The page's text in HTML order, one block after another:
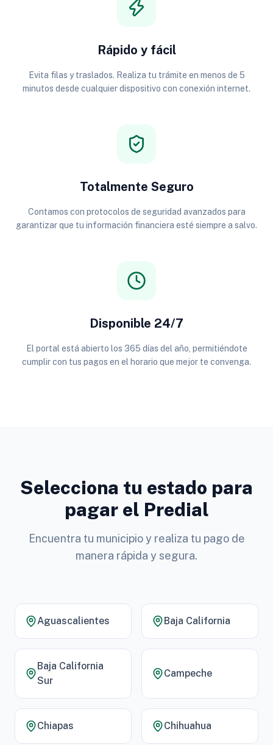
Rápido y fácil
Evita filas y traslados. Realiza tu trámite en menos de 5
minutos desde cualquier dispositivo con conexión internet.
Totalmente Seguro
Contamos con protocolos de seguridad avanzados para
garantizar que tu información financiera esté siempre a salvo.
Disponible 24/7
El portal está abierto los 365 días del año, permitiéndote
cumplir con tus pagos en el horario que mejor te convenga.
Selecciona tu estado para
pagar el Predial
Encuentra tu municipio y realiza tu pago de
manera rápida y segura.
Aguascalientes Baja California
Baja California
Sur
Campeche
Chiapas Chihuahua